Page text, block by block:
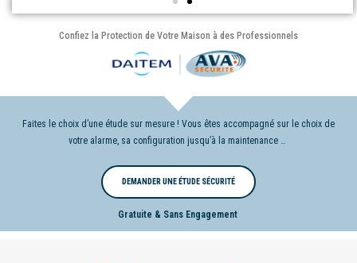
Confiez la Protection de Votre Maison à des Professionnels
Faites le choix d’une étude sur mesure ! Vous êtes accompagné sur le choix de
votre alarme, sa configuration jusqu’à la maintenance …
DEMANDER UNE ÉTUDE SÉCURITÉ
Gratuite & Sans Engagement